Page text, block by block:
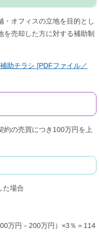
・オフィスの立地を目的とし
売却した方に対する補助制
助チラシ [PDFファイル／
約の売買につき100万円を上
た場合
万円－200万円）×3％＝114